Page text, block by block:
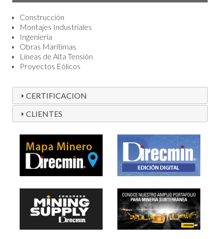
Construcción
Montajes Industriales
Ingeniería
Obras Marítimas
Líneas de Alta Tensión
Proyectos Eólicos
CERTIFICACION
CLIENTES